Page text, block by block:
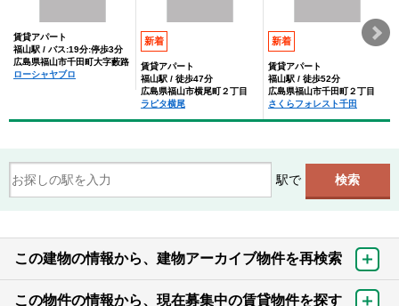
賃貸アパート
福山駅 / バス:19分:停歩3分
広島県福山市千田町大字藪路
ローシャヤブロ
新着
賃貸アパート
福山駅 / 徒歩47分
広島県福山市横尾町２丁目
ラピタ横尾
新着
賃貸アパート
福山駅 / 徒歩52分
広島県福山市千田町２丁目
さくらフォレスト千田
駅で
この建物の情報から、建物アーカイブ物件を再検索
この物件の情報から、現在募集中の賃貸物件を探す